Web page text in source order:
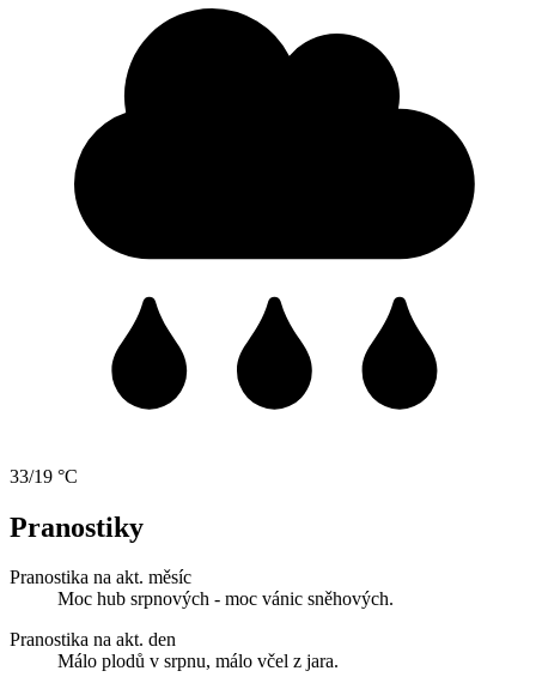
33/19 °C
Pranostiky
Pranostika na akt. měsíc
Moc hub srpnových - moc vánic sněhových.
Pranostika na akt. den
Málo plodů v srpnu, málo včel z jara.